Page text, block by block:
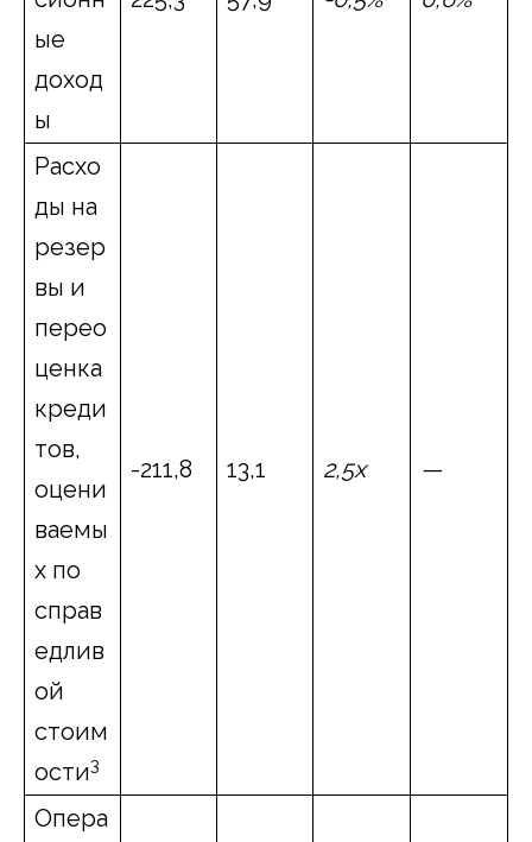
ые
доход
ы
Расхо
ды на
резер
вы и
перео
ценка
креди
тов,
оцени
ваемы
х по
справ
едлив
ой
стоим
ости3
-211,8 13,1 2,5х —
Опера